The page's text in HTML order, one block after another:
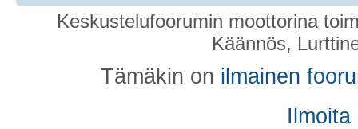
Keskustelufoorumin moottorina
Käännös,
Tämäkin on ilmainen